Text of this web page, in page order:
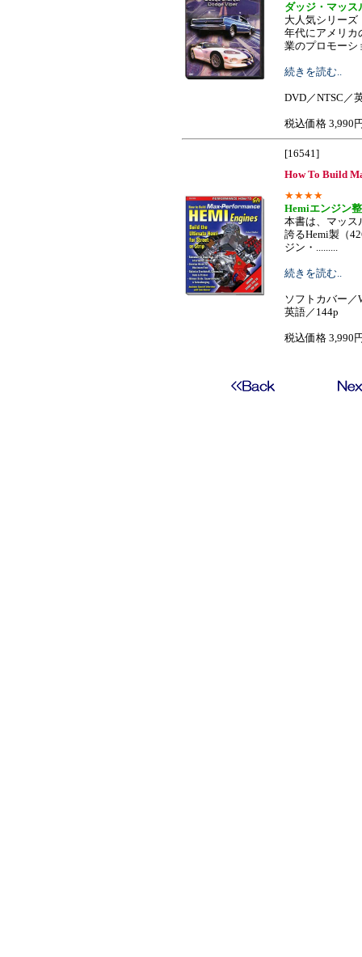
ダッジ・マッス
大人気シリーズ
年代にアメリカ
業のプロモーシ
続きを読む..
DVD／NTSC／
税込価格 3,990
[16541]
How To Build
★★★★
Hemiエンジン
本書は、マッス
誇るHemi製（
ジン・.........
続きを読む..
ソフトカバー／
英語／144p
税込価格 3,990